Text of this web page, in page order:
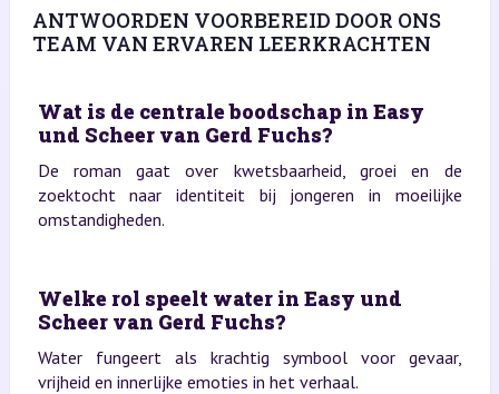
ANTWOORDEN VOORBEREID DOOR ONS
TEAM VAN ERVAREN LEERKRACHTEN
Wat is de centrale boodschap in Easy
und Scheer van Gerd Fuchs?
De roman gaat over kwetsbaarheid, groei en de
zoektocht naar identiteit bij jongeren in moeilijke
omstandigheden.
Welke rol speelt water in Easy und
Scheer van Gerd Fuchs?
Water fungeert als krachtig symbool voor gevaar,
vrijheid en innerlijke emoties in het verhaal.